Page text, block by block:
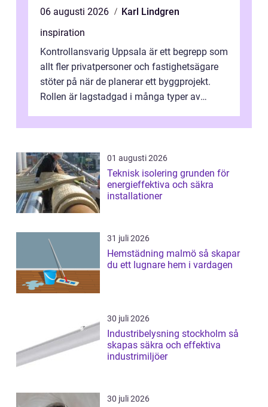
06 augusti 2026
Karl Lindgren
inspiration
Kontrollansvarig Uppsala är ett begrepp som
allt fler privatpersoner och fastighetsägare
stöter på när de planerar ett byggprojekt.
Rollen är lagstadgad i många typer av
01 augusti 2026
Teknisk isolering grunden för
energieffektiva och säkra
installationer
31 juli 2026
Hemstädning malmö så skapar
du ett lugnare hem i vardagen
30 juli 2026
Industribelysning stockholm så
skapas säkra och effektiva
industrimiljöer
30 juli 2026